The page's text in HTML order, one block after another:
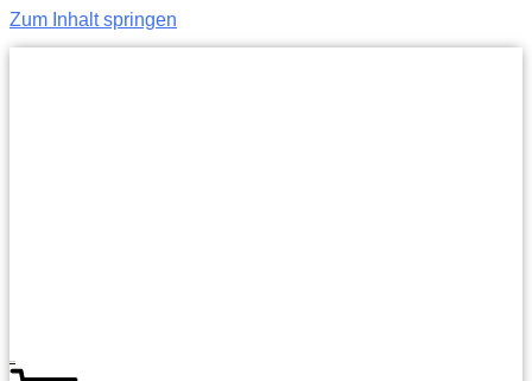
Zum Inhalt springen